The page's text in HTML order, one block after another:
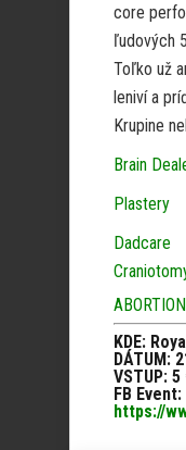
core
ľudových
Toľko už
leniví a
Krupine
Brain
Plastery
Dadcare
KDE:
DÁTUM:
VSTUP: 5
FB Event:
https://